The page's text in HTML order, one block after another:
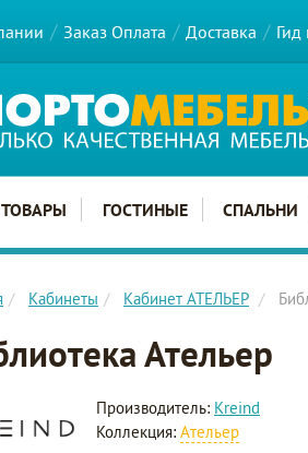
Заказ Оплата Доставка Гид
ТОВАРЫ ГОСТИНЫЕ СПАЛЬНИ
Кабинеты Кабинет АТЕЛЬЕР
Ательер
Производитель: Kreind
Коллекция: Ательер